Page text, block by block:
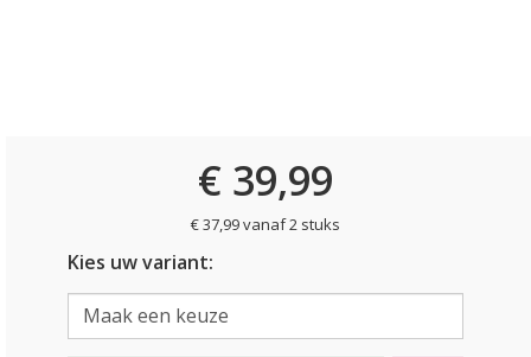
€ 39,99
€ 37,99 vanaf 2 stuks
Kies uw variant: